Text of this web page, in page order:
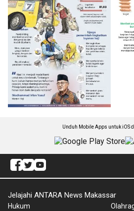
Unduh Mobile Apps untuk iOS
Jelajahi ANTARA News Makassar
Hukum